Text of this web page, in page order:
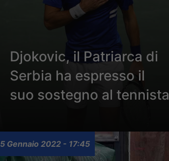
Djokovic, il Patriarca di
Serbia ha espresso il
suo sostegno al tennista
5 Gennaio 2022 - 17:45